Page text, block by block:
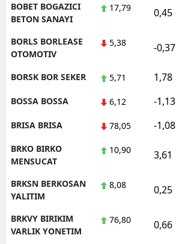
BOBET BOGAZICI
BETON SANAYI
17,79 0,45
BORLS BORLEASE
OTOMOTIV
5,38 -0,37
BORSK BOR SEKER 5,71 1,78
BOSSA BOSSA 6,12 -1,13
BRISA BRISA 78,05 -1,08
BRKO BIRKO
MENSUCAT
10,90 3,61
BRKSN BERKOSAN
YALITIM
8,08 0,25
BRKVY BIRIKIM
VARLIK YONETIM
76,80 0,66